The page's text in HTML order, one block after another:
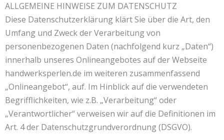
ALLGEMEINE HINWEISE ZUM DATENSCHUTZ
Diese Datenschutzerklärung klärt Sie über die Art, den
Umfang und Zweck der Verarbeitung von
personenbezogenen Daten (nachfolgend kurz „Daten“)
innerhalb unseres Onlineangebotes auf der Webseite
handwerksperlen.de im weiteren zusammenfassend
„Onlineangebot“, auf. Im Hinblick auf die verwendeten
Begrifflichkeiten, wie z.B. „Verarbeitung“ oder
„Verantwortlicher“ verweisen wir auf die Definitionen im
Art. 4 der Datenschutzgrundverordnung (DSGVO).